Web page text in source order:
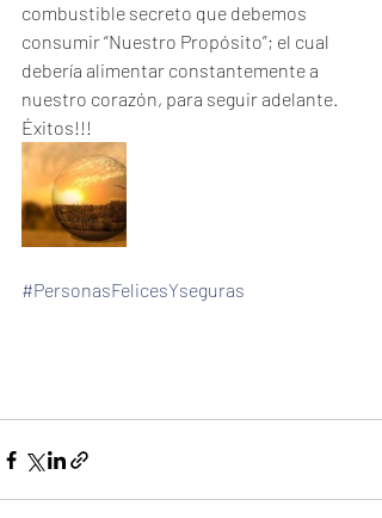
combustible secreto que debemos
consumir “Nuestro Propósito”; el cual
debería alimentar constantemente a
nuestro corazón, para seguir adelante.
Éxitos!!!
#PersonasFelicesYseguras